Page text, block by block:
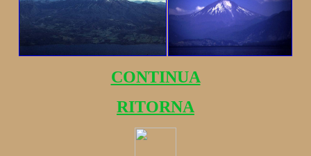
CONTINUA
RITORNA